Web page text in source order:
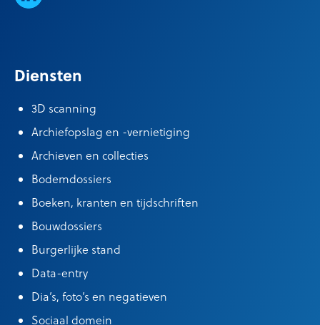
Diensten
3D scanning
Archiefopslag en -vernietiging
Archieven en collecties
Bodemdossiers
Boeken, kranten en tijdschriften
Bouwdossiers
Burgerlijke stand
Data-entry
Dia’s, foto’s en negatieven
Sociaal domein